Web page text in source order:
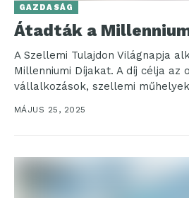
GAZDASÁG
Átadták a
A Szellemi Tulajdon Világnapja
Millenniumi Díjakat. A díj célja az
vállalkozások, szellemi
kiemelkedő teljesítményt
MÁJUS 25, 2025